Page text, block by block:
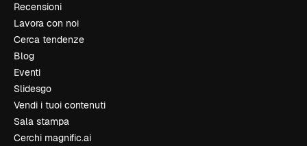
Recensioni
Lavora con noi
Cerca tendenze
Blog
Eventi
Slidesgo
Vendi i tuoi contenuti
Sala stampa
Cerchi magnific.ai